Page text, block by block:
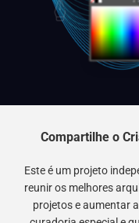
Compartilhe o
Este é um projeto
reunir os melhores
projetos e aumentar